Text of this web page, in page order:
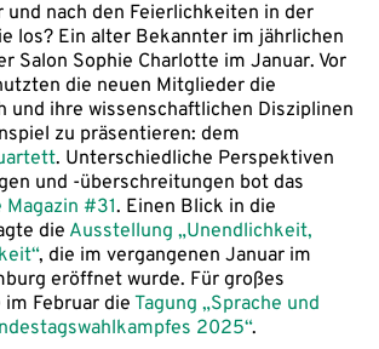
und nach den Feierlichkeiten in der
los? Ein alter Bekannter im jährlichen
Salon Sophie Charlotte im Januar. Vor
die neuen Mitglieder die
und ihre wissenschaftlichen Disziplinen
zu präsentieren: dem
. Unterschiedliche Perspektiven
und -überschreitungen bot das
#31. Einen Blick in die
die Ausstellung „Unendlichkeit,
, die im vergangenen Januar im
eröffnet wurde. Für großes
Februar die Tagung „Sprache und
2025“.